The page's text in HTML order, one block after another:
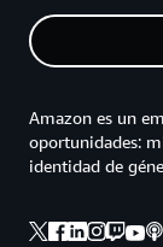
Amazon es un
oportunidades:
identidad de